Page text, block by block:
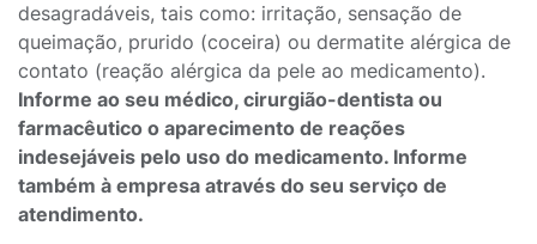
desagradáveis, tais como: irritação, sensação de
queimação, prurido (coceira) ou dermatite alérgica de
contato (reação alérgica da pele ao medicamento).
Informe ao seu médico, cirurgião-dentista ou
farmacêutico o aparecimento de reações
indesejáveis pelo uso do medicamento. Informe
também à empresa através do seu serviço de
atendimento.